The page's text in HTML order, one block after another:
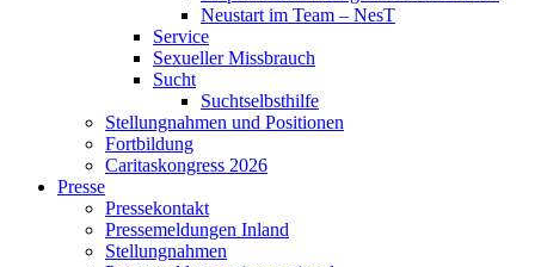
Neustart im Team – NesT
Service
Sexueller Missbrauch
Sucht
Suchtselbsthilfe
Stellungnahmen und Positionen
Fortbildung
Caritaskongress 2026
Presse
Pressekontakt
Pressemeldungen Inland
Stellungnahmen